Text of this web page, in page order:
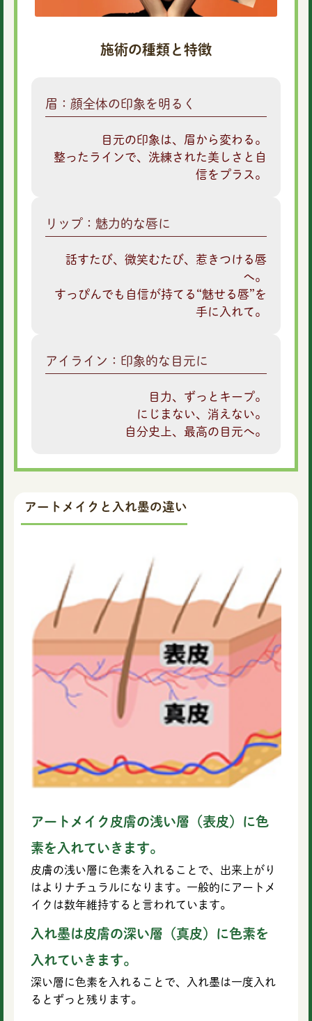
施術の種類と特徴
眉：顔全体の印象を明るく
目元の印象は、眉から変わる。
整ったラインで、洗練された美しさと自
信をプラス。
リップ：魅力的な唇に
話すたび、微笑むたび、惹きつける唇
へ。
すっぴんでも自信が持てる“魅せる唇”を
手に入れて。
アイライン：印象的な目元に
目力、ずっとキープ。
にじまない、消えない。
自分史上、最高の目元へ。
アートメイクと入れ墨の違い
アートメイク皮膚の浅い層（表皮）に色
素を入れていきます。
皮膚の浅い層に色素を入れることで、出来上がり
はよりナチュラルになります。一般的にアートメ
イクは数年維持すると言われています。
入れ墨は皮膚の深い層（真皮）に色素を
入れていきます。
深い層に色素を入れることで、入れ墨は一度入れ
るとずっと残ります。